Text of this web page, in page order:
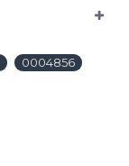
0004856